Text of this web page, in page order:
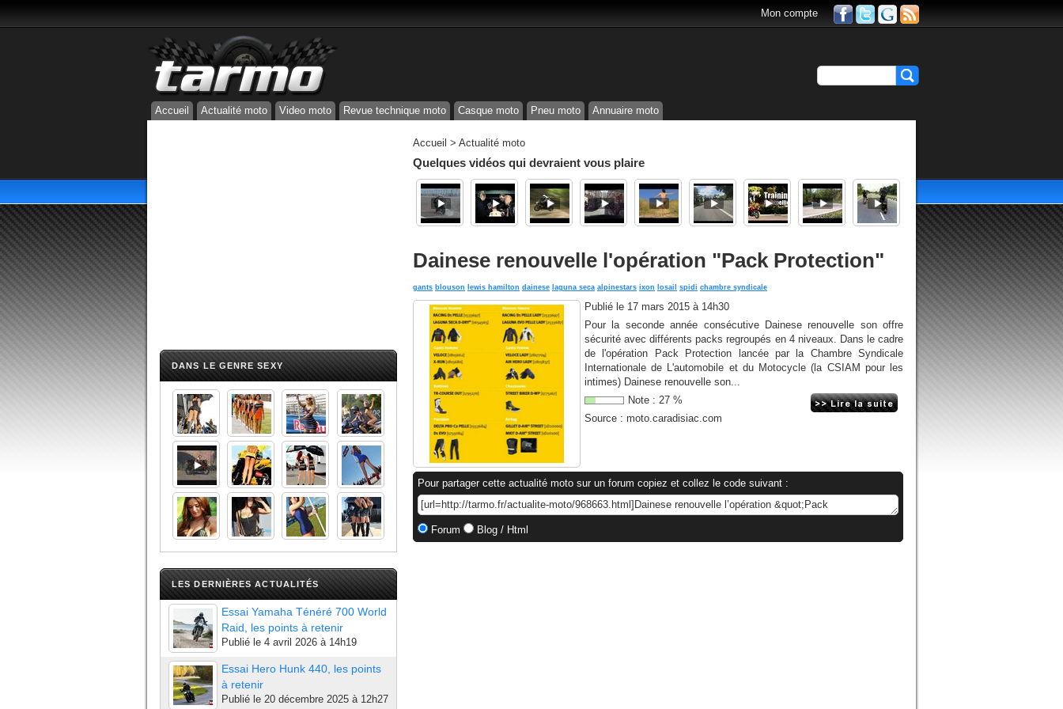
Mon compte
Accueil Actualité moto Video moto Revue technique moto Casque moto Pneu moto Annuaire moto
DANS LE GENRE SEXY
LES DERNIÈRES ACTUALITÉS
Essai Yamaha Ténéré 700 World
Raid, les points à retenir
Publié le 4 avril 2026 à 14h19
Essai Hero Hunk 440, les points
à retenir
Publié le 20 décembre 2025 à 12h27
Accueil > Actualité moto
Quelques vidéos qui devraient vous plaire
Dainese renouvelle l'opération "Pack Protection"
gants blouson lewis hamilton dainese laguna seca alpinestars ixon losail spidi chambre syndicale
Publié le 17 mars 2015 à 14h30
Pour la seconde année consécutive Dainese renouvelle son offre
sécurité avec différents packs regroupés en 4 niveaux. Dans le cadre
de l'opération Pack Protection lancée par la Chambre Syndicale
Internationale de L'automobile et du Motocycle (la CSIAM pour les
intimes) Dainese renouvelle son...
Note : 27 %
Source : moto.caradisiac.com
Pour partager cette actualité moto sur un forum copiez et collez le code suivant :
Forum Blog / Html